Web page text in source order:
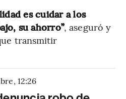
es cuidar a los
su ahorro”, aseguró y
transmitir
, 12:26